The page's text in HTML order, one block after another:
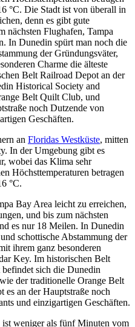
°C. Die Stadt ist von überall in
denn es gibt gute
nächsten Flughafen, Tampa
In Dunedin spürt man noch die
der Gründungsväter,
Charme die älteste
Belt Railroad Depot an der
Historical Society and
Belt Quilt Club, und
noch Dutzende von
Geschäften.
an Floridas Westküste, mitten
In der Umgebung gibt es
wobei das Klima sehr
Höchsttemperaturen betragen
°C.
Bay Area leicht zu erreichen,
und bis zum nächsten
es nur 18 Meilen. In Dunedin
schottische Abstammung der
ihrem ganz besonderen
Key. Im historischen Belt
sich die Dunedin
der traditionelle Orange Belt
an der Hauptstraße noch
und einzigartigen Geschäften.
weniger als fünf Minuten vom